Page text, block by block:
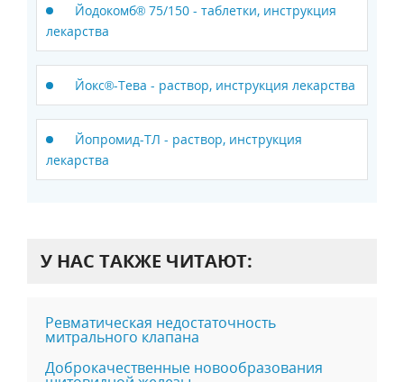
Йодокомб® 75/150 - таблетки, инструкция
лекарства
Йокс®-Тева - раствор, инструкция лекарства
Йопромид-ТЛ - раствор, инструкция
лекарства
У НАС ТАКЖЕ ЧИТАЮТ:
Ревматическая недостаточность
митрального клапана
Доброкачественные новообразования